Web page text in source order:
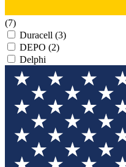
(7)
Duracell (3)
DEPO (2)
Delphi